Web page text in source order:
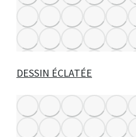
DESSIN ÉCLATÉE